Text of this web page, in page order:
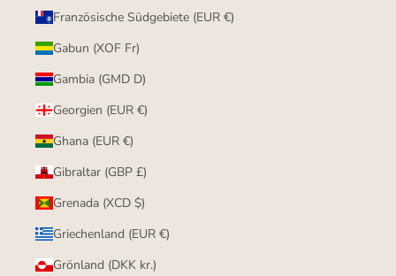
Französische Südgebiete (EUR €)
Gabun (XOF Fr)
Gambia (GMD D)
Georgien (EUR €)
Ghana (EUR €)
Gibraltar (GBP £)
Grenada (XCD $)
Griechenland (EUR €)
Grönland (DKK kr.)